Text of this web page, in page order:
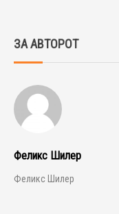
ЗА АВТОРОТ
Феликс Шилер
Феликс Шилер